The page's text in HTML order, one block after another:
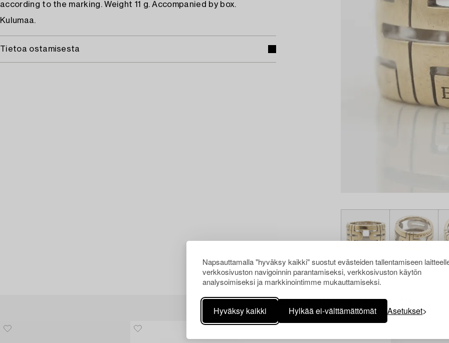
Napsauttamalla "hyväksy kaikki" suostut evästeiden tallentamiseen
verkkosivuston navigoinnin parantamiseksi, verkkosivuston käytön
analysoimiseksi ja markkinointimme mukauttamiseksi.
Hyväksy kaikki Hylkää ei-välttämättömät Asetukset
according to the marking. Weight 11 g. Accompanied by box.
Kulumaa.
Tietoa ostamisesta
Muiden katsomia kohteita